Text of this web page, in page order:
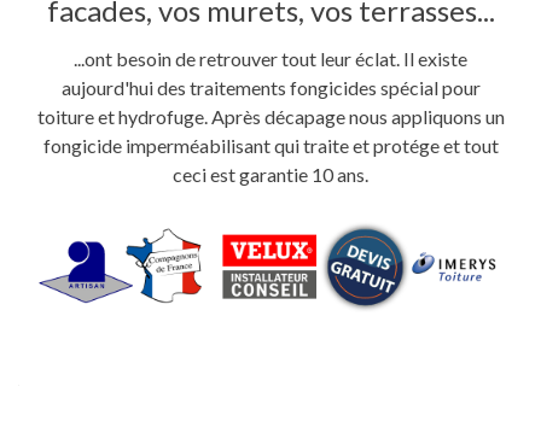
facades, vos murets, vos terrasses...
...ont besoin de retrouver tout leur éclat. Il existe
aujourd'hui des traitements fongicides spécial pour
toiture et hydrofuge. Après décapage nous appliquons un
fongicide imperméabilisant qui traite et protége et tout
ceci est garantie 10 ans.